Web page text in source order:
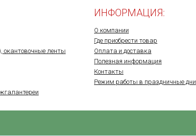
окантовочные ленты
ИНФОРМАЦИЯ:
О компании
Где приобрести товар
Оплата и доставка
Полезная информация
Контакты
Режим работы в праздничные дни